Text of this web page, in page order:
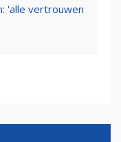
'alle vertrouwen